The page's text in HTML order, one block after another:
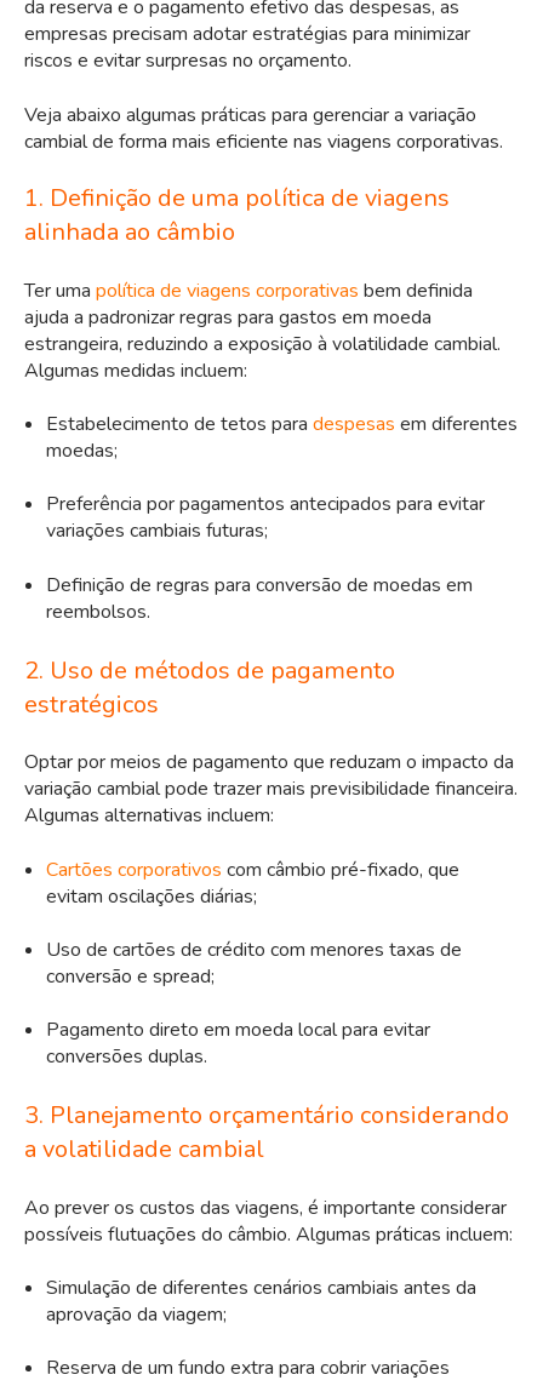
da reserva e o pagamento efetivo das despesas, as
empresas precisam adotar estratégias para minimizar
riscos e evitar surpresas no orçamento.
Veja abaixo algumas práticas para gerenciar a variação
cambial de forma mais eficiente nas viagens corporativas.
1. Definição de uma política de viagens
alinhada ao câmbio
Ter uma política de viagens corporativas bem definida
ajuda a padronizar regras para gastos em moeda
estrangeira, reduzindo a exposição à volatilidade cambial.
Algumas medidas incluem:
Estabelecimento de tetos para despesas em diferentes
moedas;
Preferência por pagamentos antecipados para evitar
variações cambiais futuras;
Definição de regras para conversão de moedas em
reembolsos.
2. Uso de métodos de pagamento
estratégicos
Optar por meios de pagamento que reduzam o impacto da
variação cambial pode trazer mais previsibilidade financeira.
Algumas alternativas incluem:
Cartões corporativos com câmbio pré-fixado, que
evitam oscilações diárias;
Uso de cartões de crédito com menores taxas de
conversão e spread;
Pagamento direto em moeda local para evitar
conversões duplas.
3. Planejamento orçamentário considerando
a volatilidade cambial
Ao prever os custos das viagens, é importante considerar
possíveis flutuações do câmbio. Algumas práticas incluem:
Simulação de diferentes cenários cambiais antes da
aprovação da viagem;
Reserva de um fundo extra para cobrir variações